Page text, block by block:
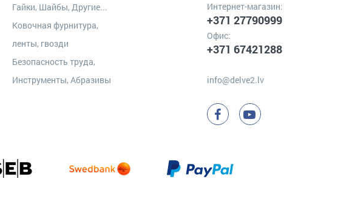
Гайки, Шайбы, Другие...
Ковочная фурнитура,
ленты, гвозди
Безопасность труда,
Инструменты, Абразивы
Интернет-магазин:
+371 27790999
Офис:
+371 67421288
info@delve2.lv